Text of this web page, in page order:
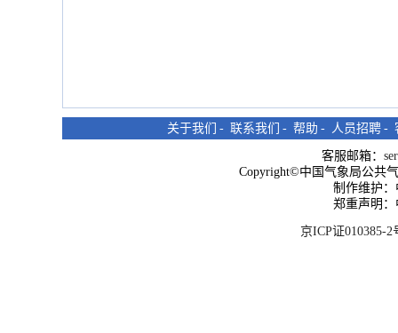
关于我们 - 联系我们 - 帮助 - 人员招聘 -
客服邮箱：
Copyright©中国气象局公共
制作维护
郑重声明
京ICP证010385-2